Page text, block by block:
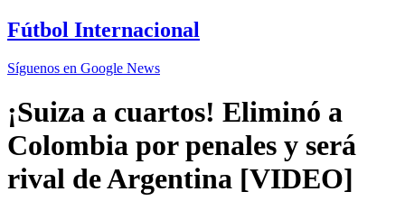
Fútbol Internacional
Síguenos en Google News
¡Suiza a cuartos! Eliminó a
Colombia por penales y será
rival de Argentina [VIDEO]